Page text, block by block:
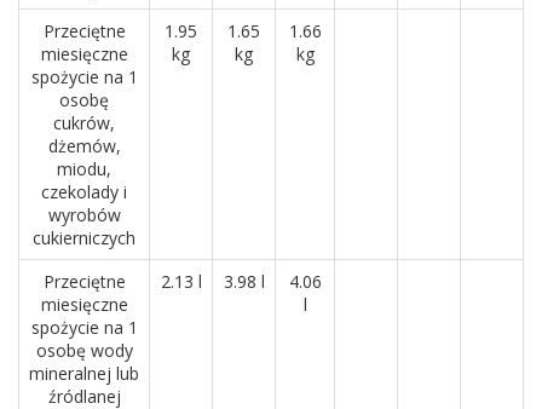
Przeciętne
miesięczne
spożycie na 1
osobę
cukrów,
dżemów,
miodu,
czekolady i
wyrobów
cukierniczych
1.95
kg
1.65
kg
1.66
kg
Przeciętne
miesięczne
spożycie na 1
osobę wody
mineralnej lub
źródlanej
2.13 l 3.98 l
4.06
l